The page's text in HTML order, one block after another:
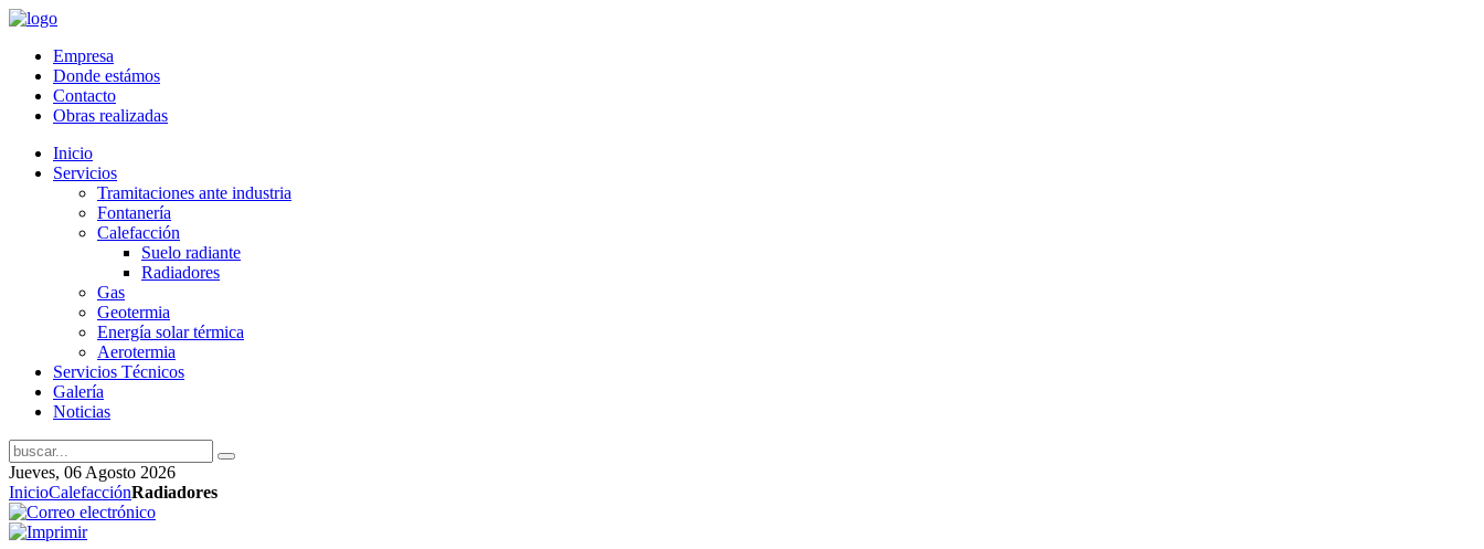
Empresa
Donde estámos
Contacto
Obras realizadas
Inicio
Servicios
Tramitaciones ante industria
Fontanería
Calefacción
Suelo radiante
Radiadores
Gas
Geotermia
Energía solar térmica
Aerotermia
Servicios Técnicos
Galería
Noticias
Jueves, 06 Agosto 2026
InicioCalefacciónRadiadores